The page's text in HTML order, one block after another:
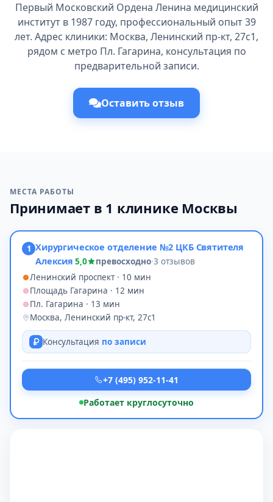
Первый Московский Ордена Ленина медицинский
институт в 1987 году, профессиональный опыт 39
лет. Адрес клиники: Москва, Ленинский пр-кт, 27с1,
рядом с метро Пл. Гагарина, консультация по
предварительной записи.
Оставить отзыв
МЕСТА РАБОТЫ
Принимает в 1 клинике Москвы
1 Хирургическое отделение №2 ЦКБ Святителя
Алексия 5,0 превосходно·3 отзывов
Ленинский проспект · 10 мин
Площадь Гагарина · 12 мин
Пл. Гагарина · 13 мин
Москва, Ленинский пр-кт, 27с1
Консультация по записи
+7 (495) 952-11-41
Работает круглосуточно